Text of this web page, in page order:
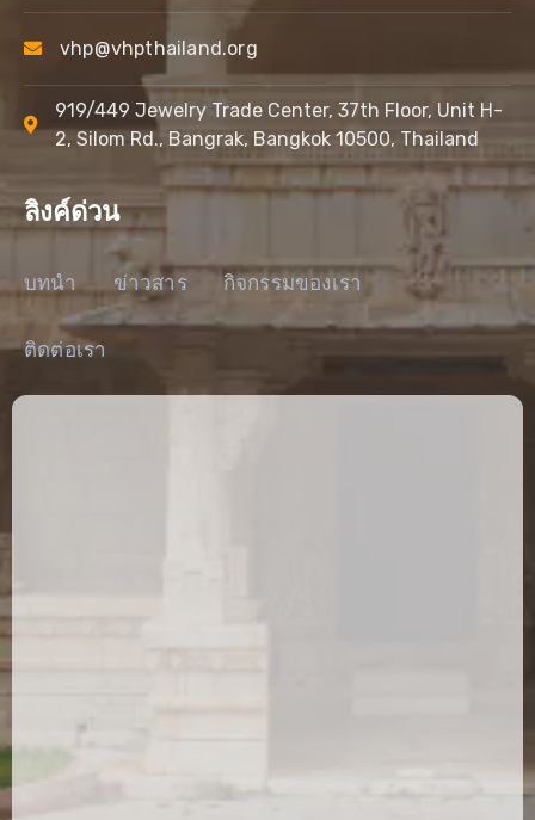
vhp@vhpthailand.org
919/449 Jewelry Trade Center, 37th Floor, Unit H-
2, Silom Rd., Bangrak, Bangkok 10500, Thailand
ลิงค์ด่วน
บทนำ ข่าวสาร กิจกรรมของเรา
ติดต่อเรา